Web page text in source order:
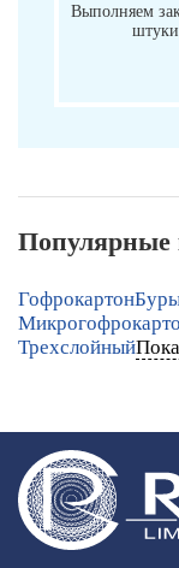
Выполняем
штуки
Популярные
Гофрокартон
Трехслойный